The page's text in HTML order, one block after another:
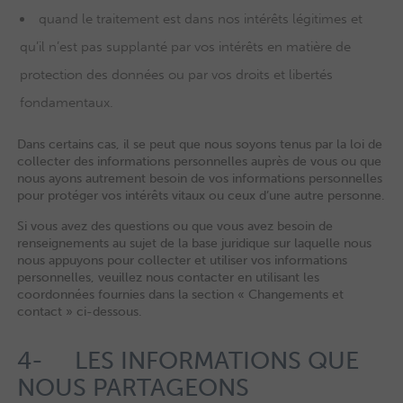
quand le traitement est dans nos intérêts légitimes et
qu’il n’est pas supplanté par vos intérêts en matière de
protection des données ou par vos droits et libertés
fondamentaux.
Dans certains cas, il se peut que nous soyons tenus par la loi de
collecter des informations personnelles auprès de vous ou que
nous ayons autrement besoin de vos informations personnelles
pour protéger vos intérêts vitaux ou ceux d’une autre personne.
Si vous avez des questions ou que vous avez besoin de
renseignements au sujet de la base juridique sur laquelle nous
nous appuyons pour collecter et utiliser vos informations
personnelles, veuillez nous contacter en utilisant les
coordonnées fournies dans la section « Changements et
contact » ci-dessous.
4- LES INFORMATIONS QUE
NOUS PARTAGEONS